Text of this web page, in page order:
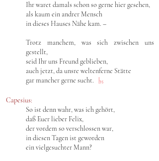
Ihr waret damals schon so gerne hier gesehen,
als kaum ein andrer Mensch
in dieses Hauses Nähe kam. –
Trotz manchem, was sich zwischen uns
gestellt,
seid Ihr uns Freund geblieben,
auch jetzt, da unsre weltenferne Stätte
gar mancher gerne sucht.
35
Capesius:
So ist denn wahr, was ich gehört,
daß Euer lieber Felix,
der vordem so verschlossen war,
in diesen Tagen ist geworden
ein vielgesuchter Mann?